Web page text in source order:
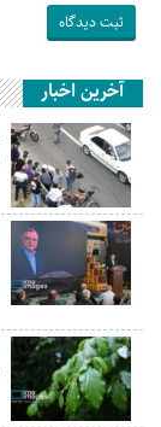
آخرین اخبار